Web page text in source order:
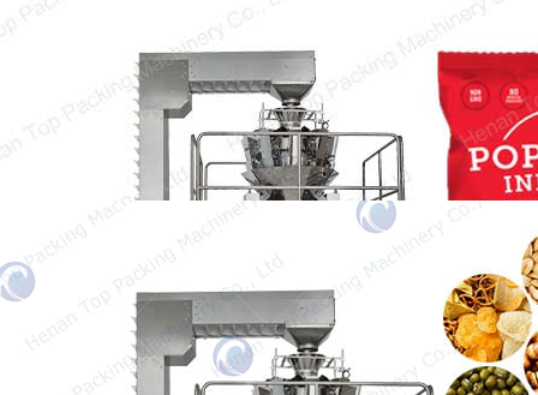
Máquina de Embalagem de Pipoca
A pipoca se tornou um lanche essencial em
nossa vida diária. Ter um balde de pipoca…
Máquina de Embalagem de Grânulos
Nossa máquina de embalagem de grânulos é
projetada para embalar uma variedade de
grânulos, como amendoim,…